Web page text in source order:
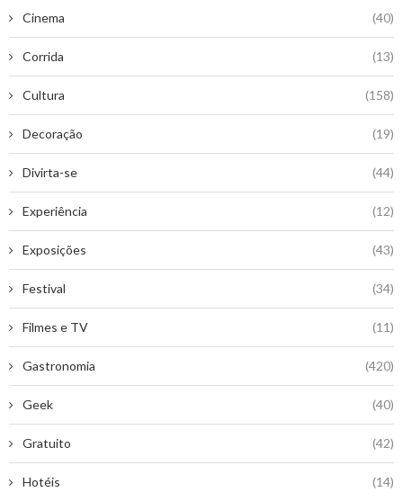
Cinema (40)
Corrida (13)
Cultura (158)
Decoração (19)
Divirta-se (44)
Experiência (12)
Exposições (43)
Festival (34)
Filmes e TV (11)
Gastronomia (420)
Geek (40)
Gratuito (42)
Hotéis (14)